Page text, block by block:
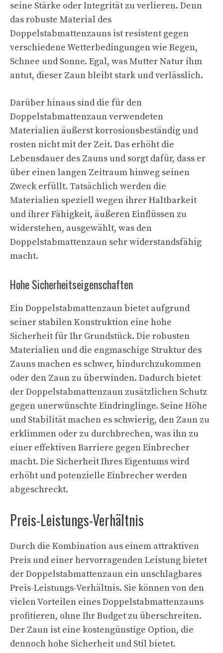
seine Stärke oder Integrität zu verlieren. Denn
das robuste Material des
Doppelstabmattenzauns ist resistent gegen
verschiedene Wetterbedingungen wie Regen,
Schnee und Sonne. Egal, was Mutter Natur ihm
antut, dieser Zaun bleibt stark und verlässlich.
Darüber hinaus sind die für den
Doppelstabmattenzaun verwendeten
Materialien äußerst korrosionsbeständig und
rosten nicht mit der Zeit. Das erhöht die
Lebensdauer des Zauns und sorgt dafür, dass er
über einen langen Zeitraum hinweg seinen
Zweck erfüllt. Tatsächlich werden die
Materialien speziell wegen ihrer Haltbarkeit
und ihrer Fähigkeit, äußeren Einflüssen zu
widerstehen, ausgewählt, was den
Doppelstabmattenzaun sehr widerstandsfähig
macht.
Hohe Sicherheitseigenschaften
Ein Doppelstabmattenzaun bietet aufgrund
seiner stabilen Konstruktion eine hohe
Sicherheit für Ihr Grundstück. Die robusten
Materialien und die engmaschige Struktur des
Zauns machen es schwer, hindurchzukommen
oder den Zaun zu überwinden. Dadurch bietet
der Doppelstabmattenzaun zusätzlichen Schutz
gegen unerwünschte Eindringlinge. Seine Höhe
und Stabilität machen es schwierig, den Zaun zu
erklimmen oder zu durchbrechen, was ihn zu
einer effektiven Barriere gegen Einbrecher
macht. Die Sicherheit Ihres Eigentums wird
erhöht und potenzielle Einbrecher werden
abgeschreckt.
Preis-Leistungs-Verhältnis
Durch die Kombination aus einem attraktiven
Preis und einer hervorragenden Leistung bietet
der Doppelstabmattenzaun ein unschlagbares
Preis-Leistungs-Verhältnis. Sie können von den
vielen Vorteilen eines Doppelstabmattenzauns
profitieren, ohne Ihr Budget zu überschreiten.
Der Zaun ist eine kostengünstige Option, die
dennoch hohe Sicherheit und Stil bietet.